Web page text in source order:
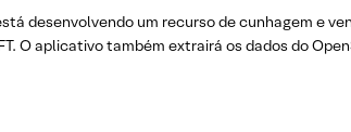
desenvolvendo um recurso de cunhagem e
O aplicativo também extrairá os dados do